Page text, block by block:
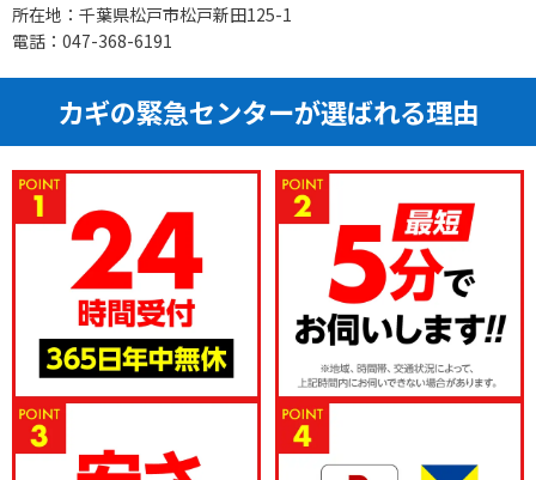
所在地：千葉県松戸市松戸新田125-1
電話：047-368-6191
カギの緊急センターが選ばれる理由